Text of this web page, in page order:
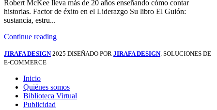
Robert McKee lleva más de 20 años enseñando cómo contar
historias. Factor de éxito en el Liderazgo Su libro El Guión:
sustancia, estru...
Continue reading
JIRAFA DESIGN 2025 DISEÑADO POR JIRAFA DESIGN. SOLUCIONES DE
E-COMMERCE
Inicio
Quiénes somos
Biblioteca Virtual
Publicidad